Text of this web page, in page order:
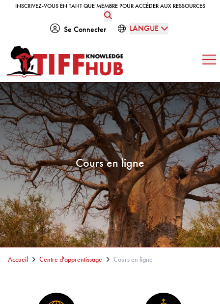
Skip to content
INSCRIVEZ-VOUS EN TANT QUE MEMBRE POUR ACCÉDER AUX RESSOURCES
INSCRIVEZ-VOUS EN TANT QUE MEMBRE POUR ACCÉDER AUX RESSOURCES
Se Connecter LANGUE
Cours en ligne
Accueil Centre d'apprentissage Cours en ligne